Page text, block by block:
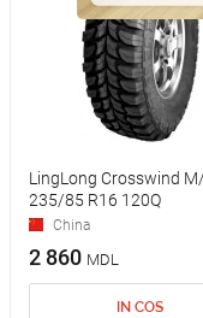
LingLong Crosswind
235/85 R16 120Q
China
2 860 MDL
IN COS